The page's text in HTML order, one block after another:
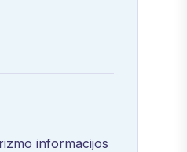
informacijos